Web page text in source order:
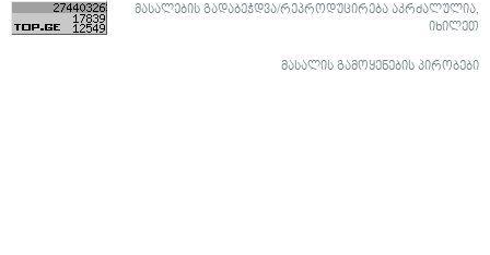
მასალების გადაბეჭდვა/რეპროდუცირება აკრძალულია,
იხილეთ
მასალის გამოყენების პირობები